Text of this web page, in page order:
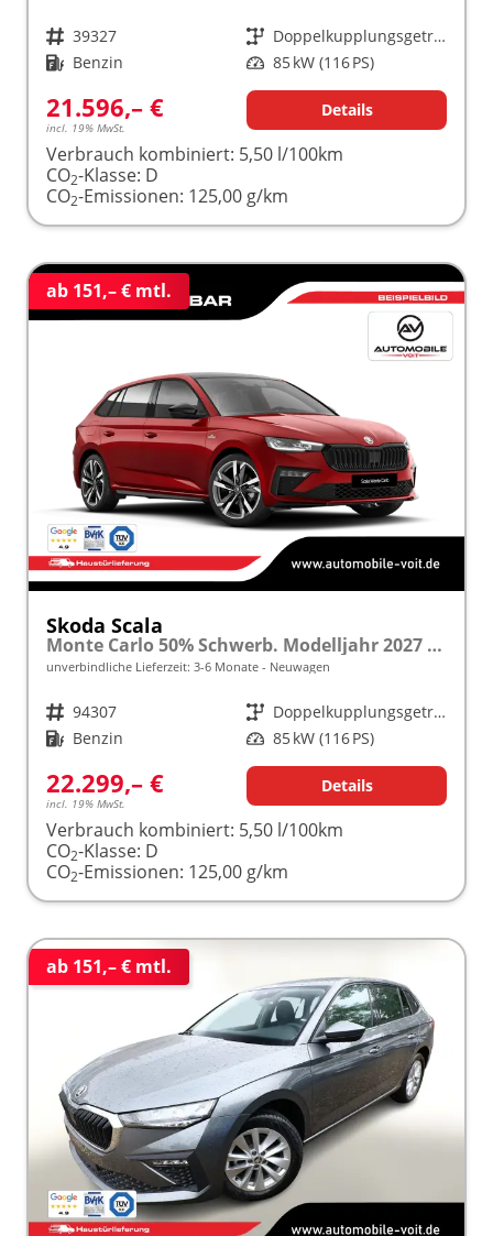
Fahrzeugnr. 39327 Getriebe
Doppelkupplungsgetriebe (DSG)
Kraftstoff Benzin Leistung 85 kW (116 PS)
21.596,– €
incl. 19% MwSt.
Details
Verbrauch kombiniert: 5,50 l/100km
CO2-Klasse: D
CO2-Emissionen: 125,00 g/km
ab 151,– € mtl.
Skoda Scala
Monte Carlo 50% Schwerb. Modelljahr 2027 1.0 TSI 116 PS DSG Panoramadach 17"Alu "Sonderangebot bei Schwerbehinderung" frei konfigurierbar!
unverbindliche Lieferzeit: 3-6 Monate Neuwagen
Fahrzeugnr. 94307 Getriebe
Doppelkupplungsgetriebe (DSG)
Kraftstoff Benzin Leistung 85 kW (116 PS)
22.299,– €
incl. 19% MwSt.
Details
Verbrauch kombiniert: 5,50 l/100km
CO2-Klasse: D
CO2-Emissionen: 125,00 g/km
ab 151,– € mtl.